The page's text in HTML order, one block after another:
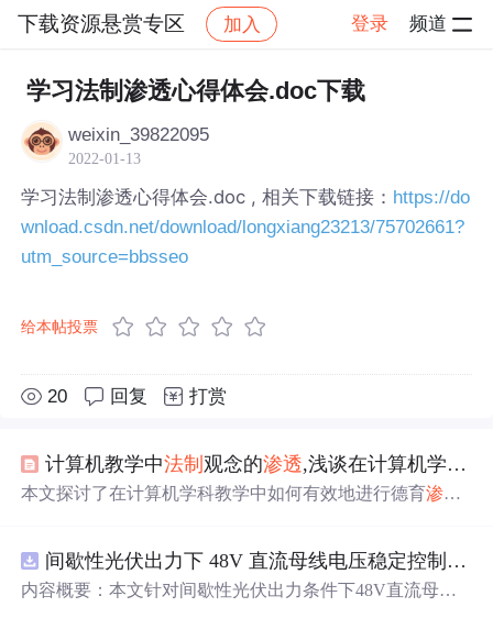
下载资源悬赏专区 加入 登录 频道
社区 下载资源悬赏专区 帖子详情
学习法制渗透心得体会.doc下载
weixin_39822095
2022-01-13
学习法制渗透心得体会.doc , 相关下载链接： https://do
wnload.csdn.net/download/longxiang23213/75702661?
utm_source=bbsseo
给本帖投票
20 回复 打赏
计算机教学中法制观念的渗透,浅谈在计算机学科教学中的德育
本文探讨了在计算机学科教学中如何有效地进行德育渗透
法和实践启迪法的应用，指出德育应自然融入教学，注重
生动性和实践性。同时，提醒教师避免生搬硬套，确保德
间歇性光伏出力下 48V 直流母线电压稳定控制及储能双向充放电闭环调控体系研究（Simulink仿真实现）
内容概要：本文针对间歇性光伏出力条件下48V直流母线